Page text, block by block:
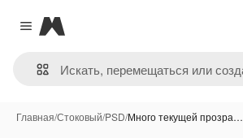
Close menu
Magnific
Главная/Стоковый/PSD/Много текущей прозра…